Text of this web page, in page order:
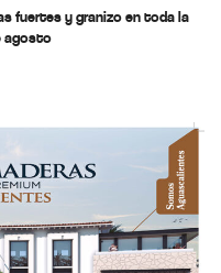
fuertes y granizo en toda la
agosto